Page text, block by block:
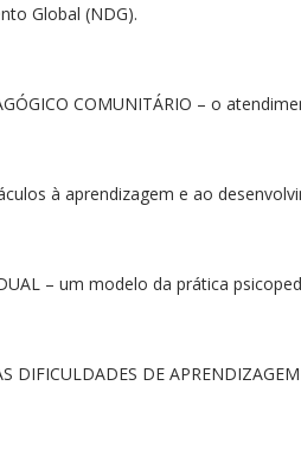
Global (NDG).
COMUNITÁRIO – o
à aprendizagem e ao
– um modelo da prática
DIFICULDADES DE